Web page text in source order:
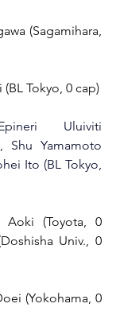
(Sagamihara,
(BL Tokyo, 0 cap)
Uluiviti
Shu Yamamoto
Ito (BL Tokyo,
Aoki (Toyota, 0
Univ., 0
(Yokohama, 0